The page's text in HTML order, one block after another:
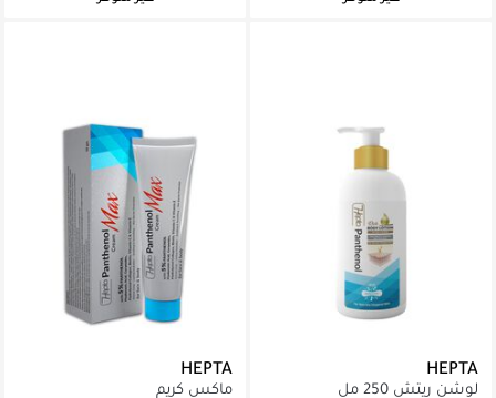
HEPTA
لوشن ريتش 250 مل
HEPTA
ماكس كريم